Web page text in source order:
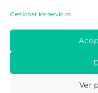
Gestionar los servicios
Ver
Horario de
Lun. a Vie.:
18:00h
cookies